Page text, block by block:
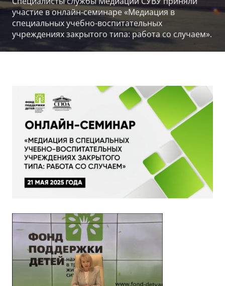
участие в онлайн-семинаре «Медиация в
специальных учебно-воспитательных
учреждениях закрытого типа: работа со случаем».